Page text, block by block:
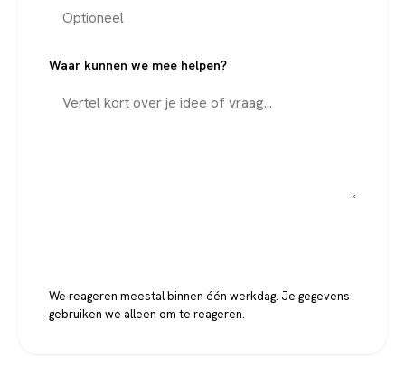
Waar kunnen we mee helpen?
We reageren meestal binnen één werkdag. Je gegevens
gebruiken we alleen om te reageren.